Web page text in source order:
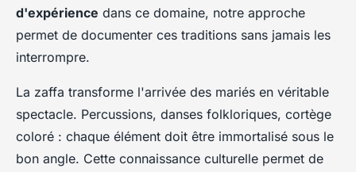
d'expérience dans ce domaine, notre approche
permet de documenter ces traditions sans jamais les
interrompre.
La zaffa transforme l'arrivée des mariés en véritable
spectacle. Percussions, danses folkloriques, cortège
coloré : chaque élément doit être immortalisé sous le
bon angle. Cette connaissance culturelle permet de